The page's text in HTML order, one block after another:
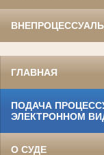
ГЛАВНАЯ
ПОДАЧА
ЭЛЕКТРОННОМ
О СУДЕ